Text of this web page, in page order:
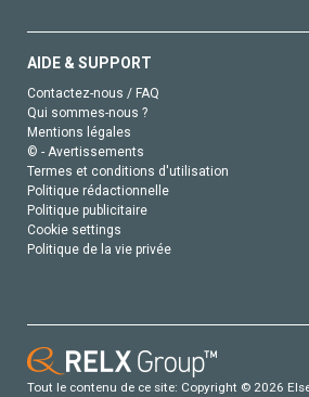
AIDE & SUPPORT
Contactez-nous / FAQ
Qui sommes-nous ?
Mentions légales
© - Avertissements
Termes et conditions d'utilisation
Politique rédactionnelle
Politique publicitaire
Cookie settings
Politique de la vie privée
Tout le contenu de ce site: Copyright © 2026